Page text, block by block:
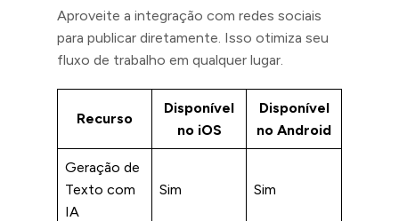
Aproveite a integração com redes sociais
para publicar diretamente. Isso otimiza seu
fluxo de trabalho em qualquer lugar.
Recurso
Disponível
no iOS
Disponível
no Android
Geração de
Texto com
IA
Sim Sim